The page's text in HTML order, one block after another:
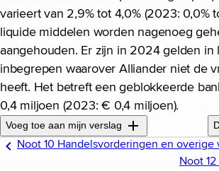
varieert van 2,9% tot 4,0% (2023: 0,0%
liquide middelen worden nagenoeg
aangehouden. Er zijn in 2024 gelden in
inbegrepen waarover Alliander niet de
heeft. Het betreft een geblokkeerde
0,4 miljoen (2023: € 0,4 miljoen).
Voeg toe aan mijn verslag
Noot 10 Handelsvorderingen en overige
Noot